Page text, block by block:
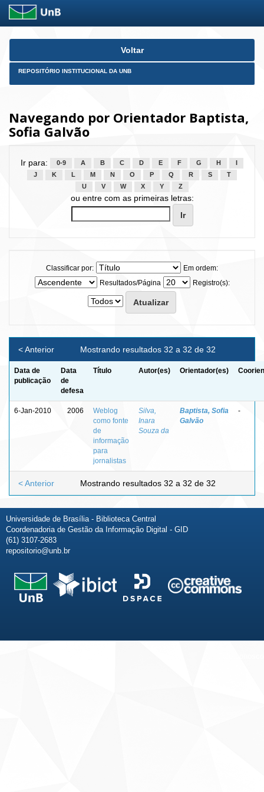
Skip
Voltar
REPOSITÓRIO INSTITUCIONAL DA UNB
Navegando por Orientador Baptista,
Sofia Galvão
Ir para: 0-9 A B C D E F G H
J
K L M N O P Q R S
T
U
V W X Y Z
ou entre com as primeiras letras:
Classificar por:
Em ordem:
Resultados/Página
Registro(s):
Mostrando resultados 32 a 32 de 32
< Anterior
Data de
publicação
Data
de
defesa
Título Autor(es) Orientador(es)
6-Jan-2010 2006
Weblog
como fonte
de
informação
para
jornalistas
Silva,
Inara
Souza da
Baptista, Sofia
Galvão
-
Mostrando resultados 32 a 32 de 32
< Anterior
Universidade de Brasília - Biblioteca Central
Coordenadoria de Gestão da Informação Digital - GID
(61) 3107-2683
repositorio@unb.br